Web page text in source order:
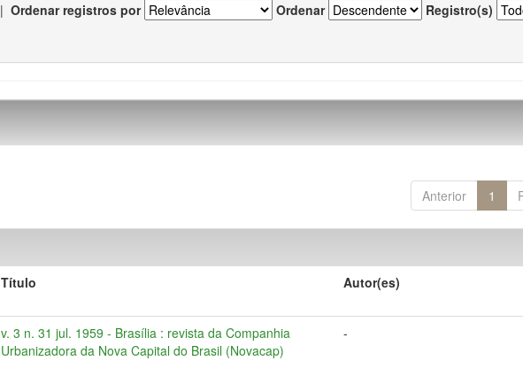
| Ordenar registros por Ordenar Registro(s)
Anterior 1
Título Autor(es)
v. 3 n. 31 jul. 1959 - Brasília : revista da Companhia
Urbanizadora da Nova Capital do Brasil (Novacap)
-